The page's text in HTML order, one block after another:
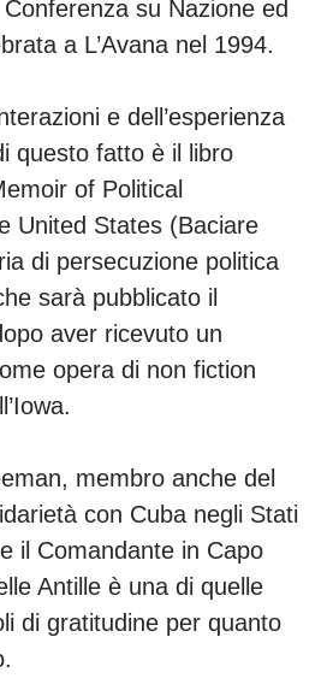
su Nazione ed
a L’Avana nel 1994.
e dell’esperienza
questo fatto è il libro
of Political
United States (Baciare
di persecuzione politica
sarà pubblicato il
aver ricevuto un
opera di non fiction
dell’Iowa.
membro anche del
con Cuba negli Stati
il Comandante in Capo
Antille è una di quelle
di gratitudine per quanto